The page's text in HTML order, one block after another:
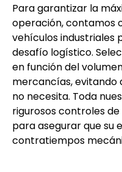
Para garantizar la
operación, contamos
vehículos industriales
desafío logístico.
en función del
mercancías, evitando
no necesita. Toda
rigurosos controles
para asegurar que su
contratiempos